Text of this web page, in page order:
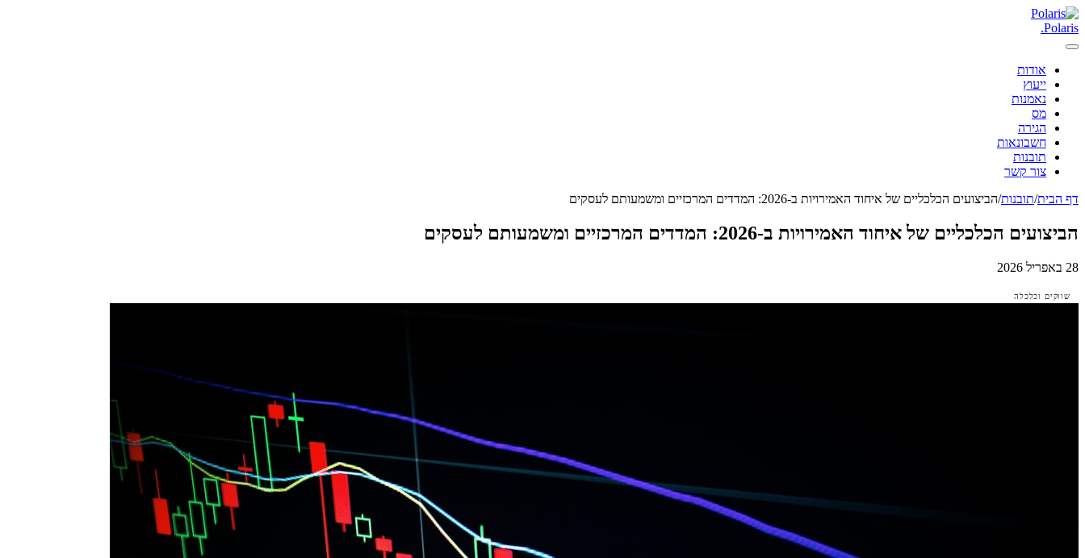
Polaris
.
אודות
ייעוץ
נאמנות
מס
הגירה
חשבונאות
תובנות
צור קשר
דף הבית/תובנות/הביצועים הכלכליים של איחוד האמירויות ב-2026: המדדים המרכזיים ומשמעותם לעסקים
הביצועים הכלכליים של איחוד האמירויות ב-2026: המדדים המרכזיים ומשמעותם לעסקים
28 באפריל 2026
שווקים וכלכלה